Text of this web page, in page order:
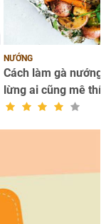
NƯỚNG
Cách làm gà nướng
lừng ai cũng mê